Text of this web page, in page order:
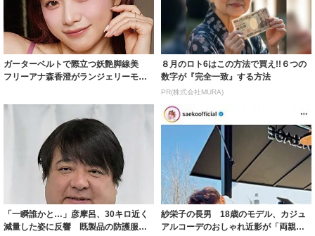
ガーターベルトで際立つ妖艶脚線美
フリーアナ森香澄がランジェリーモデ
８月のロト6はこの方法で買え!!６つの
数字が『完全一致』する方法
PR(株式会社MURA)
「一瞬誰かと…」彦摩呂、30キロ近く
減量した姿に反響 既製品の防護服が
紗栄子の長男 18歳のモデル、カジュ
アルコーデのおしゃれ近影が「両親の